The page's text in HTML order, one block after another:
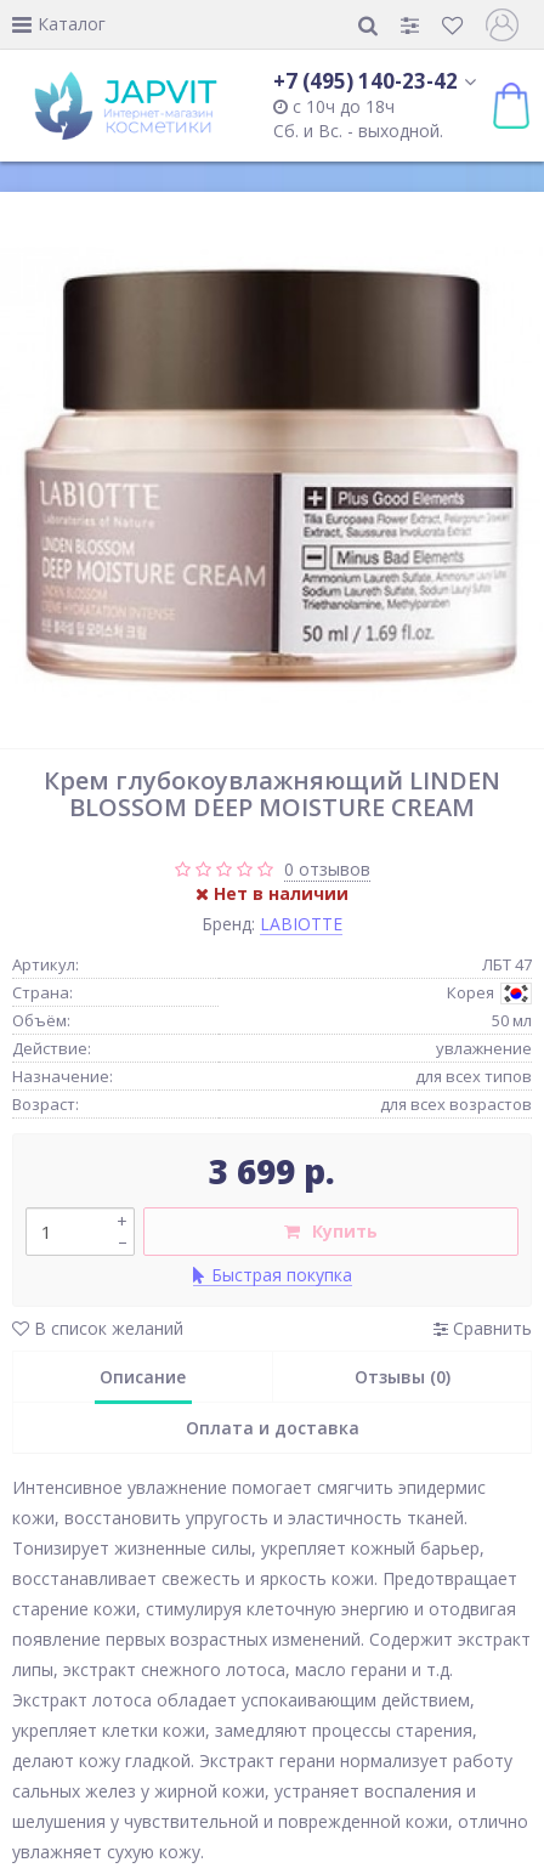
Каталог
+7 (495) 140-23-42
с 10ч до 18ч
Сб. и Вс. - выходной.
Крем глубокоувлажняющий LINDEN
BLOSSOM DEEP MOISTURE CREAM
0 отзывов
Нет в наличии
Бренд: LABIOTTE
Артикул:
ЛБТ 47
Страна:
Корея
Объём:
50 мл
Действие:
увлажнение
Назначение:
для всех типов
Возраст:
для всех возрастов
3 699 р.
–
+
Купить
Быстрая покупка
В список желаний Сравнить
Описание Отзывы (0)
Оплата и доставка
Интенсивное увлажнение помогает смягчить эпидермис
кожи, восстановить упругость и эластичность тканей.
Тонизирует жизненные силы, укрепляет кожный барьер,
восстанавливает свежесть и яркость кожи. Предотвращает
старение кожи, стимулируя клеточную энергию и отодвигая
появление первых возрастных изменений. Cодержит экстракт
липы, экстракт снежного лотоса, масло герани и т.д.
Экстракт лотоса обладает успокаивающим действием,
укрепляет клетки кожи, замедляют процессы старения,
делают кожу гладкой. Экстракт герани нормализует работу
сальных желез у жирной кожи, устраняет воспаления и
шелушения у чувствительной и поврежденной кожи, отлично
увлажняет сухую кожу.